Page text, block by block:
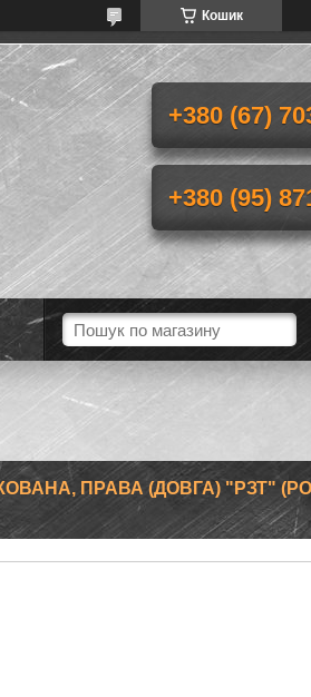
Кошик
+380 (67)
+380 (95)
ПРАВА (ДОВГА) "РЗТ"